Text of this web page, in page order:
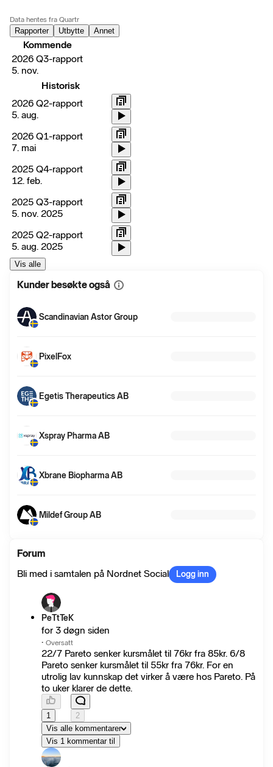
Data hentes fra Quartr
Rapporter Utbytte Annet
Kommende
2026 Q3-rapport
5. nov.
Historisk
2026 Q2-rapport
5. aug.
2026 Q1-rapport
7. mai
2025 Q4-rapport
12. feb.
2025 Q3-rapport
5. nov. 2025
2025 Q2-rapport
5. aug. 2025
Vis alle
Kunder besøkte også Vis
Scandinavian Astor Group
PixelFox
Egetis Therapeutics AB
Xspray Pharma AB
Xbrane Biopharma AB
Mildef Group AB
Forum
Bli med i samtalen på Nordnet Social
Logg inn
PeTtTeK
for 3 døgn siden
· Oversatt
22/7 Pareto senker kursmålet til 76kr fra 85kr. 6/8
Pareto senker kursmålet til 55kr fra 76kr. For en
utrolig lav kunnskap det virker å være hos Pareto. På
to uker klarer de dette.
1
2
Vis alle kommentarer
Vis 1 kommentar til